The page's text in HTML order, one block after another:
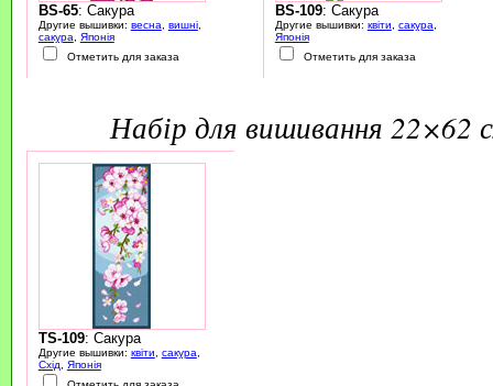
BS-65: Сакура
Другие вышивки: весна вишні,
сакура
Японія
Отметить для заказа
BS-109: Сакура
Другие вышивки: квіти сакура
Японія
Отметить для заказа
набір для вишивання
TS-109: Сакура
Другие вышивки: квіти, сакура,
Схід, Японія